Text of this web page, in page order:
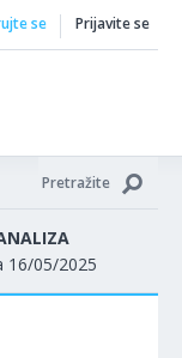
se Prijavite se
Pretražite
16/05/2025